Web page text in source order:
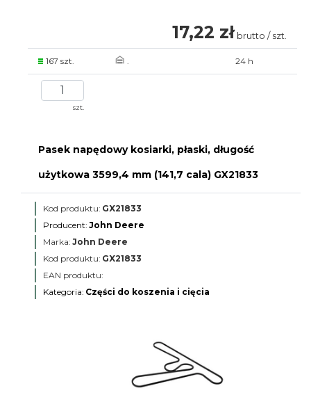
17,22 zł brutto / szt.
167 szt. . 24 h
szt.
Pasek napędowy kosiarki, płaski, długość
użytkowa 3599,4 mm (141,7 cala) GX21833
Kod produktu: GX21833
Producent: John Deere
Marka: John Deere
Kod produktu: GX21833
EAN produktu:
Kategoria: Części do koszenia i cięcia